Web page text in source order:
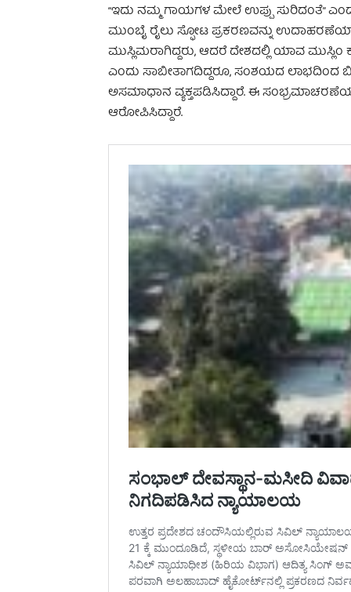
“ಇದು ನಮ್ಮ ಗಾಯಗಳ ಮೇಲೆ ಉಪ್ಪು ಸುರಿದಂತೆ”
ಮುಂಬೈ ರೈಲು ಸ್ಫೋಟ ಪ್ರಕರಣವನ್ನು
ಮುಸ್ಲಿಮರಾಗಿದ್ದರು, ಆದರೆ ದೇಶದಲ್ಲಿ ಯಾವ
ಎಂದು ಸಾಬೀತಾಗದಿದ್ದರೂ, ಸಂಶಯದ ಲಾಭದಿಂದ
ಅಸಮಾಧಾನ ವ್ಯಕ್ತಪಡಿಸಿದ್ದಾರೆ. ಈ
ಆರೋಪಿಸಿದ್ದಾರೆ.